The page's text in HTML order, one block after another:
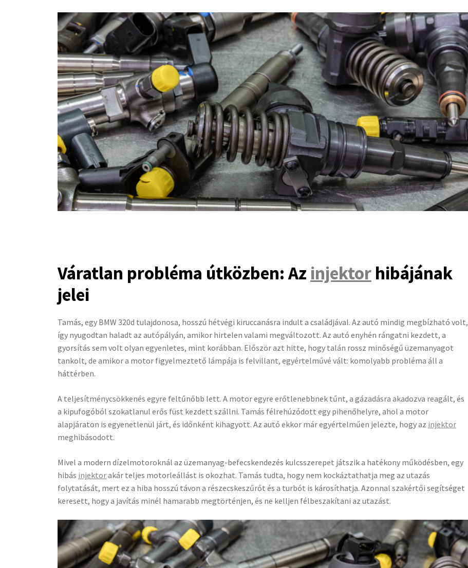
Váratlan probléma útközben: Az injektor hibájának
jelei
Tamás, egy BMW 320d tulajdonosa, hosszú hétvégi kiruccanásra indult a családjával. Az autó mindig megbízható volt,
így nyugodtan haladt az autópályán, amikor hirtelen valami megváltozott. Az autó enyhén rángatni kezdett, a
gyorsítás sem volt olyan egyenletes, mint korábban. Először azt hitte, hogy talán rossz minőségű üzemanyagot
tankolt, de amikor a motor figyelmeztető lámpája is felvillant, egyértelművé vált: komolyabb probléma áll a
háttérben.
A teljesítménycsökkenés egyre feltűnőbb lett. A motor egyre erőtlenebbnek tűnt, a gázadásra akadozva reagált, és
a kipufogóból szokatlanul erős füst kezdett szállni. Tamás félrehúzódott egy pihenőhelyre, ahol a motor
alapjáraton is egyenetlenül járt, és időnként kihagyott. Az autó ekkor már egyértelműen jelezte, hogy az injektor
meghibásodott.
Mivel a modern dízelmotoroknál az üzemanyag-befecskendezés kulcsszerepet játszik a hatékony működésben, egy
hibás injektorakár teljes motorleállást is okozhat. Tamás tudta, hogy nem kockáztathatja meg az utazás
folytatását, mert ez a hiba hosszú távon a részecskeszűrőt és a turbót is károsíthatja. Azonnal szakértői segítséget
keresett, hogy a javítás minél hamarabb megtörténjen, és ne kelljen félbeszakítani az utazást.